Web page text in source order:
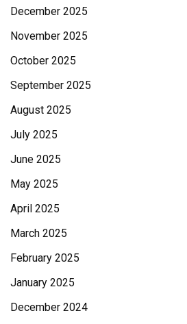
December 2025
November 2025
October 2025
September 2025
August 2025
July 2025
June 2025
May 2025
April 2025
March 2025
February 2025
January 2025
December 2024